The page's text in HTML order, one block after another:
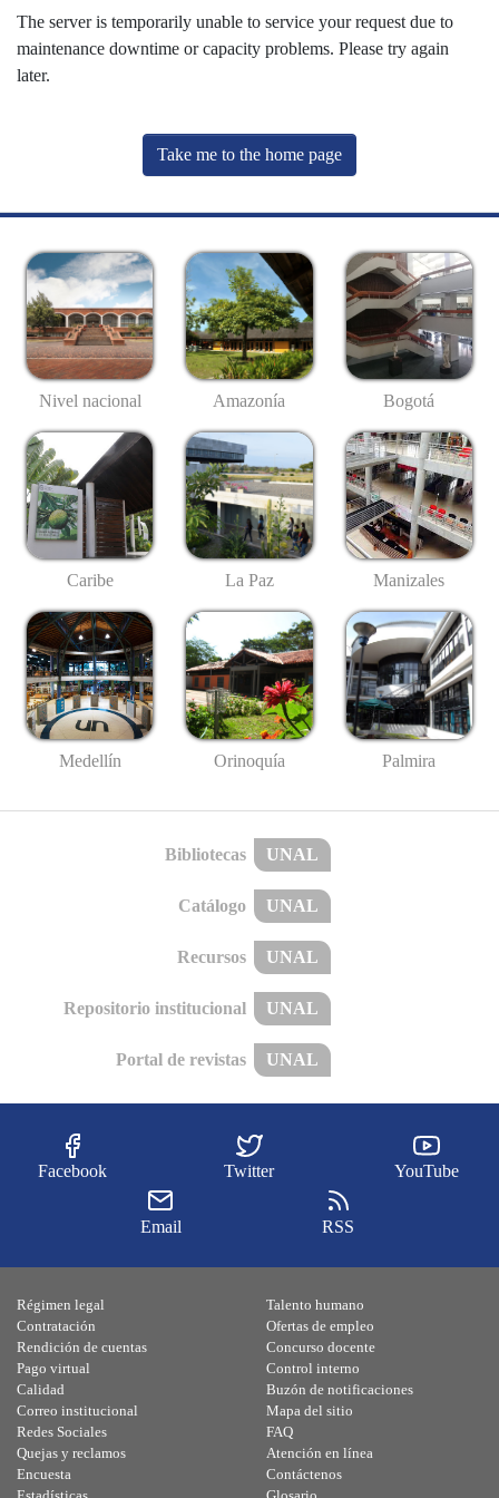
The server is temporarily unable to service your request due to
maintenance downtime or capacity problems. Please try again
later.
Take me to the home page
Nivel nacional Amazonía Bogotá
Caribe La Paz Manizales
Medellín Orinoquía Palmira
Bibliotecas UNAL
Catálogo UNAL
Recursos UNAL
Repositorio institucional UNAL
Portal de revistas UNAL
Facebook Twitter YouTube
Email RSS
Régimen legal
Contratación
Rendición de cuentas
Pago virtual
Calidad
Talento humano
Ofertas de empleo
Concurso docente
Control interno
Buzón de notificaciones
Correo institucional
Redes Sociales
Quejas y reclamos
Encuesta
Mapa del sitio
FAQ
Atención en línea
Contáctenos